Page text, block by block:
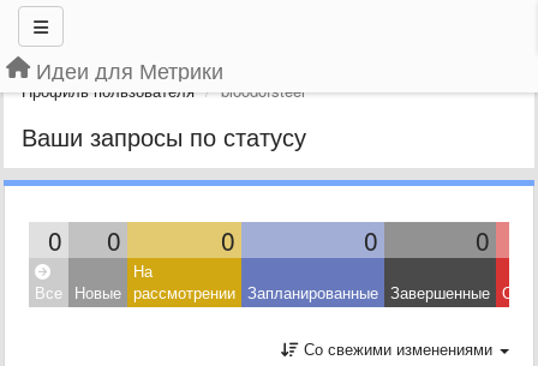
Идеи для Метрики
Профиль пользователя bloodofsteel
Ваши запросы по статусу
0 0 0 0 0
Все Новые
На
рассмотрении Запланированные Завершенные
Со свежими изменениями